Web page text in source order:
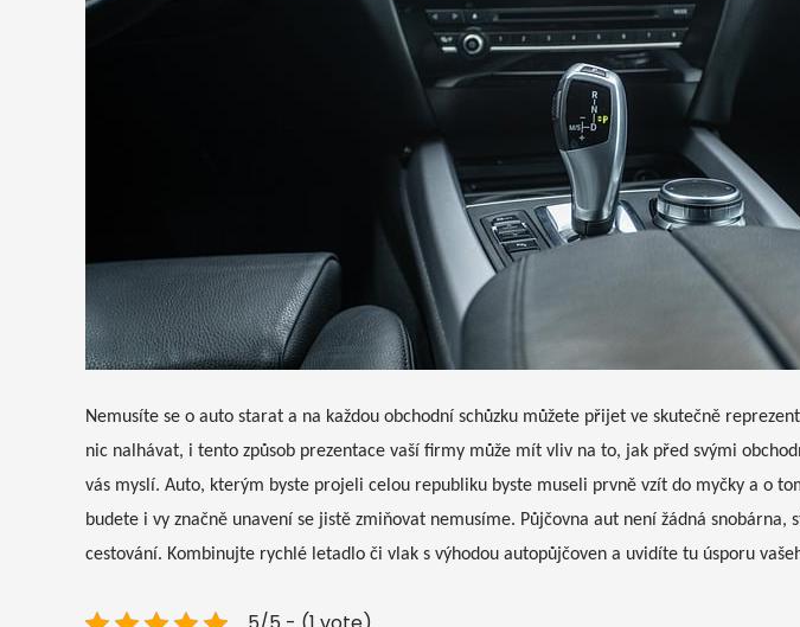
Nemusíte se o auto starat a na každou obchodní schůzku můžete přijet ve skutečně
nic nalhávat, i tento způsob prezentace vaší firmy může mít vliv na to, jak před svými
vás myslí. Auto, kterým byste projeli celou republiku byste museli prvně vzít do myčky a o
budete i vy značně unavení se jistě zmiňovat nemusíme. Půjčovna aut není žádná snobárna,
cestování. Kombinujte rychlé letadlo či vlak s výhodou autopůjčoven a uvidíte tu úsporu